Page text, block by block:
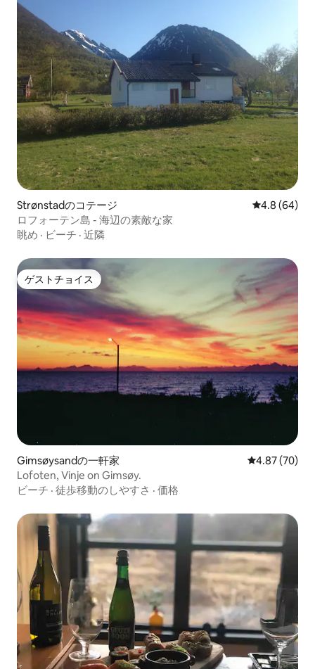
Strønstadのコテージ レビュー64
4.8 (64)
ロフォーテン島 - 海辺の素敵な家
眺め · ビーチ · 近隣
ゲストチョイス
ゲストチョイス
Gimsøysandの一軒家 レビュー70
4.87 (70)
Lofoten, Vinje on Gimsøy.
ビーチ · 徒歩移動のしやすさ · 価格